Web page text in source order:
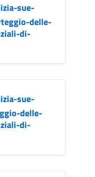
sue-
delle-
di-
sue-
delle-
di-